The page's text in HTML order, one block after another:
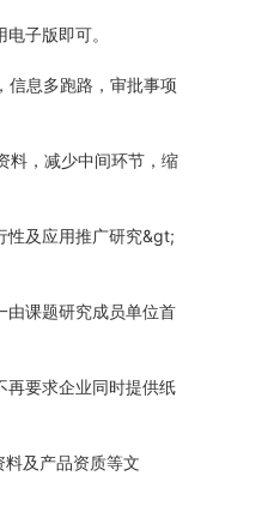
子版即可。
信息多跑路，审批事项
料，减少中间环节，缩
性及应用推广研究&gt;
由课题研究成员单位首
再要求企业同时提供纸
及产品资质等文